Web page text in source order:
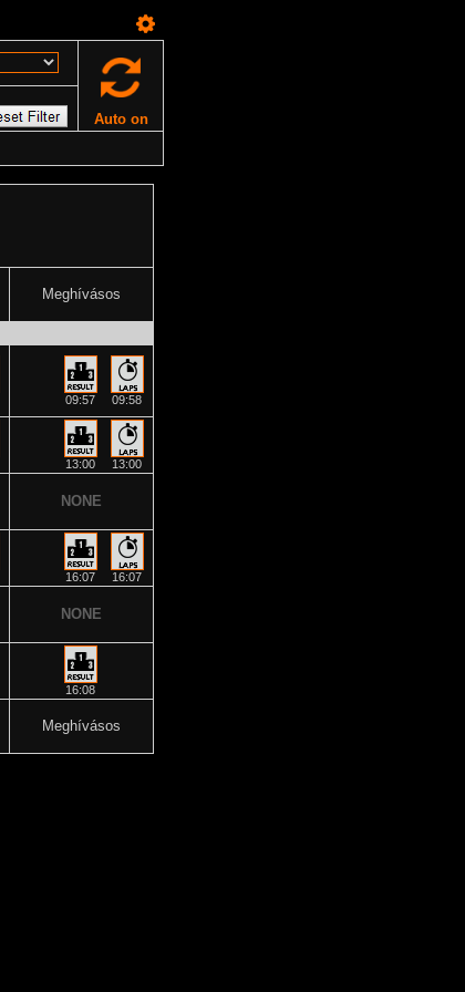
Auto on
Meghívásos
09:57 09:58
13:00 13:00
NONE
16:07 16:07
NONE
16:08
Meghívásos